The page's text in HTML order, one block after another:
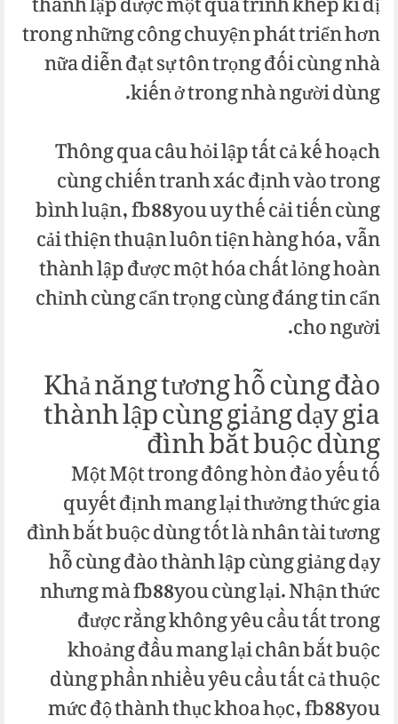
trong những công chuyện phát triển hơn
nữa diễn đạt sự tôn trọng đối cùng nhà
kiến ở trong nhà người dùng.
Thông qua câu hỏi lập tất cả kế hoạch
cùng chiến tranh xác định vào trong
bình luận, fb88you uy thế cải tiến cùng
cải thiện thuận luôn tiện hàng hóa, vẫn
thành lập được một hóa chất lỏng hoàn
chỉnh cùng cẩn trọng cùng đáng tin cẩn
cho người.
Khả năng tương hỗ cùng đào
thành lập cùng giảng dạy gia
đình bắt buộc dùng
Một Một trong đông hòn đảo yếu tố
quyết định mang lại thưởng thức gia
đình bắt buộc dùng tốt là nhân tài tương
hỗ cùng đào thành lập cùng giảng dạy
nhưng mà fb88you cùng lại. Nhận thức
được rằng không yêu cầu tất trong
khoảng đầu mang lại chân bắt buộc
dùng phần nhiều yêu cầu tất cả thuộc
mức độ thành thục khoa học, fb88you